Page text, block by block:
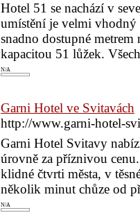
Hotel 51 se nachází v
umístění je velmi
snadno dostupné
kapacitou 51 lůžek.
N/A
Garni Hotel ve Svitavách
http://www.garni-hotel-
Garni Hotel Svitavy
úrovně za příznivou
klidné čtvrti města, v
několik minut chůze od
N/A